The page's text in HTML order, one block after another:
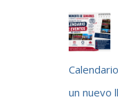
un nuevo